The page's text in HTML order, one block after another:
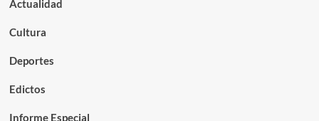
Actualidad
Cultura
Deportes
Edictos
Informe Especial